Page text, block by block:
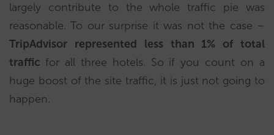
largely contribute to the whole traffic pie was
reasonable. To our surprise it was not the case –
TripAdvisor represented less than 1% of total
traffic for all three hotels. So if you count on a
huge boost of the site traffic, it is just not going to
happen.